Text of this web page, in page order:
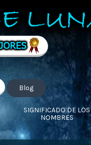
SIGNIFICADO DE LOS
NOMBRES
Blog